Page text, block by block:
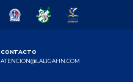
CONTACTO
ATENCION@LALIGAHN.COM